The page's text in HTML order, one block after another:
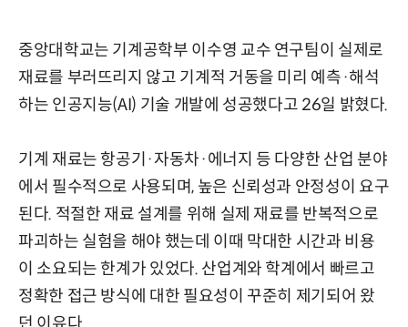
중앙대학교는 기계공학부 이수영 교수 연구팀이 실제로
재료를 부러뜨리지 않고 기계적 거동을 미리 예측·해석
하는 인공지능(AI) 기술 개발에 성공했다고 26일 밝혔다.
기계 재료는 항공기·자동차·에너지 등 다양한 산업 분야
에서 필수적으로 사용되며, 높은 신뢰성과 안정성이 요구
된다. 적절한 재료 설계를 위해 실제 재료를 반복적으로
파괴하는 실험을 해야 했는데 이때 막대한 시간과 비용
이 소요되는 한계가 있었다. 산업계와 학계에서 빠르고
정확한 접근 방식에 대한 필요성이 꾸준히 제기되어 왔